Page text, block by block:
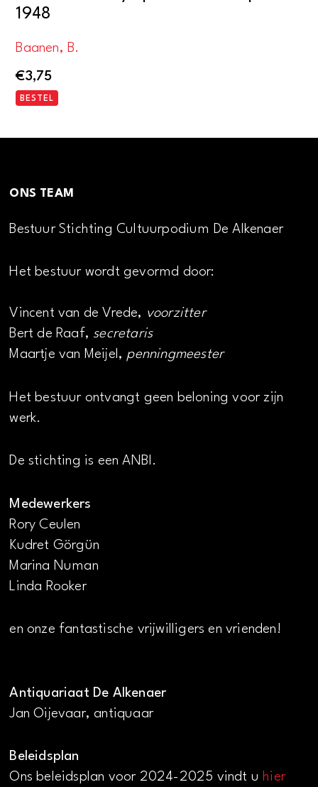
1948
Baanen, B.
€3,75
BESTEL
ONS TEAM
Bestuur Stichting Cultuurpodium De Alkenaer
Het bestuur wordt gevormd door:
Vincent van de Vrede, voorzitter
Bert de Raaf, secretaris
Maartje van Meijel, penningmeester
Het bestuur ontvangt geen beloning voor zijn
werk.
De stichting is een ANBI.
Medewerkers
Rory Ceulen
Kudret Görgün
Marina Numan
Linda Rooker
en onze fantastische vrijwilligers en vrienden!
Antiquariaat De Alkenaer
Jan Oijevaar, antiquaar
Beleidsplan
Ons beleidsplan voor 2024-2025 vindt uhier